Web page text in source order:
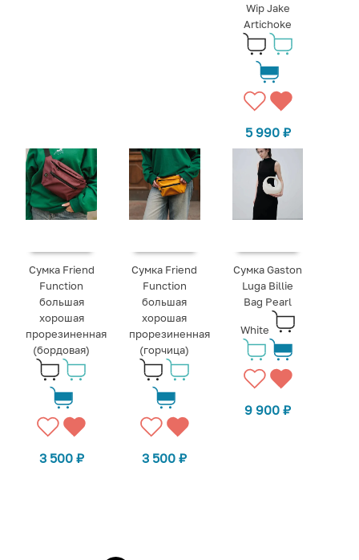
Wip Jake
Artichoke
5 990 ₽
Сумка Friend
Function
большая
хорошая
прорезиненная
(бордовая)
3 500 ₽
Сумка Friend
Function
большая
хорошая
прорезиненная
(горчица)
3 500₽
Сумка Gaston
Luga Billie
Bag Pearl
White
9 900₽